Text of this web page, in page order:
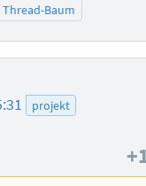
Baum
projekt